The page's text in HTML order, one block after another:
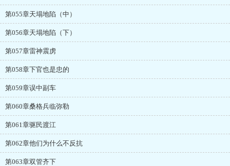
第055章天塌地陷（中）
第056章天塌地陷（下）
第057章雷神震虏
第058章下官也是忠的
第059章误中副车
第060章桑格兵临弥勒
第061章驱民渡江
第062章他们为什么不反抗
第063章双管齐下